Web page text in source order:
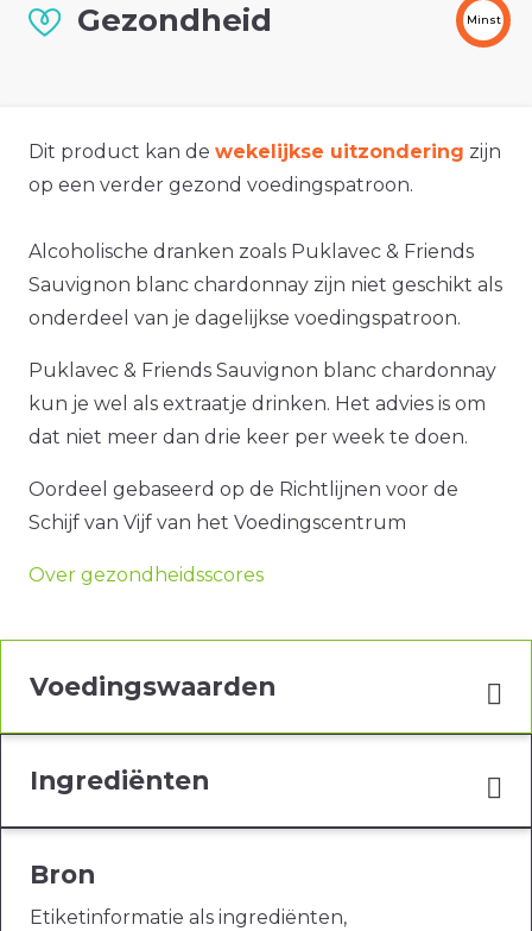
Gezondheid Minst
Dit product kan de wekelijkse uitzondering zijn
op een verder gezond voedingspatroon.
Alcoholische dranken zoals Puklavec & Friends
Sauvignon blanc chardonnay zijn niet geschikt als
onderdeel van je dagelijkse voedingspatroon.
Puklavec & Friends Sauvignon blanc chardonnay
kun je wel als extraatje drinken. Het advies is om
dat niet meer dan drie keer per week te doen.
Oordeel gebaseerd op de Richtlijnen voor de
Schijf van Vijf van het Voedingscentrum
Over gezondheidsscores
Voedingswaarden
Ingrediënten
Bron
Etiketinformatie als ingrediënten,